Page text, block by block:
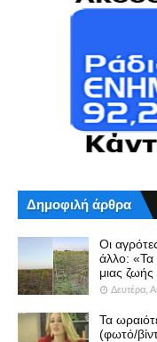
Δημοφιλή άρθρα
Οι
άλλο: «Τα
μιας
Δευτέρα,
Τα
(φωτό/